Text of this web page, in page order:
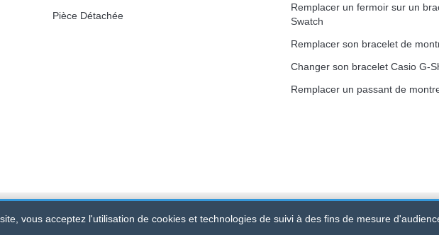
Pièce Détachée
Remplacer un fermoir sur un
Swatch
Remplacer son bracelet de
Changer son bracelet Casio G-
Remplacer un passant de
droits réservés- SIRET: 520 247 727 000 57 -Plateforme Juridique : BP 20075 - 31121
vous acceptez l'utilisation de cookies et technologies de suivi à des fins de mesure